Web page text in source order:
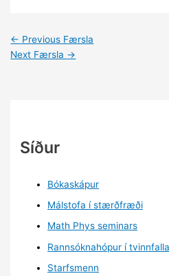
← Previous Færsla
Next Færsla →
Síður
Bókaskápur
Málstofa í stærðfræði
Math Phys seminars
Rannsóknahópur í
Starfsmenn